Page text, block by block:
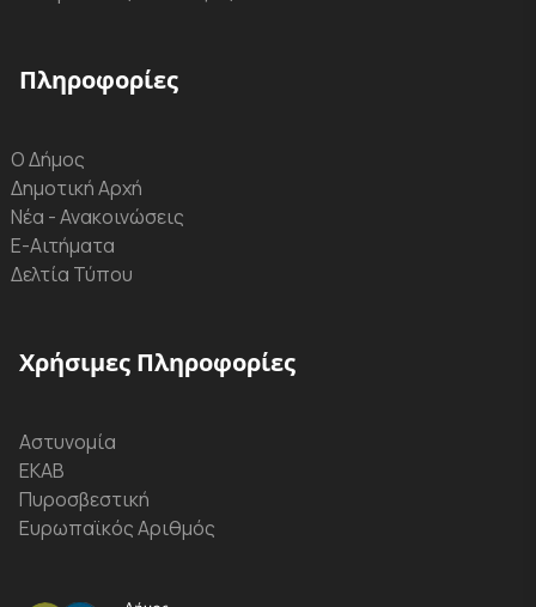
Πληροφορίες
Ο Δήμος
Δημοτική Αρχή
Νέα - Ανακοινώσεις
Ε-Αιτήματα
Δελτία Τύπου
Χρήσιμες Πληροφορίες
Αστυνομία
ΕΚΑΒ
Πυροσβεστική
Ευρωπαϊκός Αριθμός